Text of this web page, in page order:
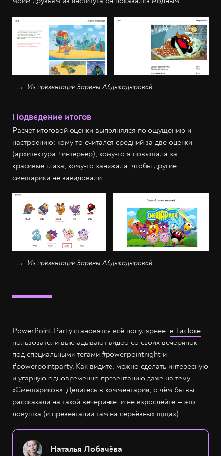
Из презентации Зарины Абдыкадыровой
Подведение итогов
Расчёт итоговой оценки выполнялся по ощущению и
настроению: кому-то считался средний за две оценки
(архитектура +интерьер), кому-то я повышала за
красивые глаза, кому-то занижала, чтобы другие
смешарики не завидовали.
Из презентации Зарины Абдыкадыровой
PowerPoint Party становятся всё популярнее: в ТикТоке
пользователи выкладывают видео со своих вечеринок
под специальными тегами #powerpointnight и
#powerpointparty. Как видите, можно сделать интересную
и угарную одновременно презентацию даже на тему
«Смешариков». Делитесь в комментарии, о чём бы вы
рассказали на такой вечеринке, и не взрослейте — это
ловушка (и презентации там на серьёзных щщах).
Наталья Лобачёва